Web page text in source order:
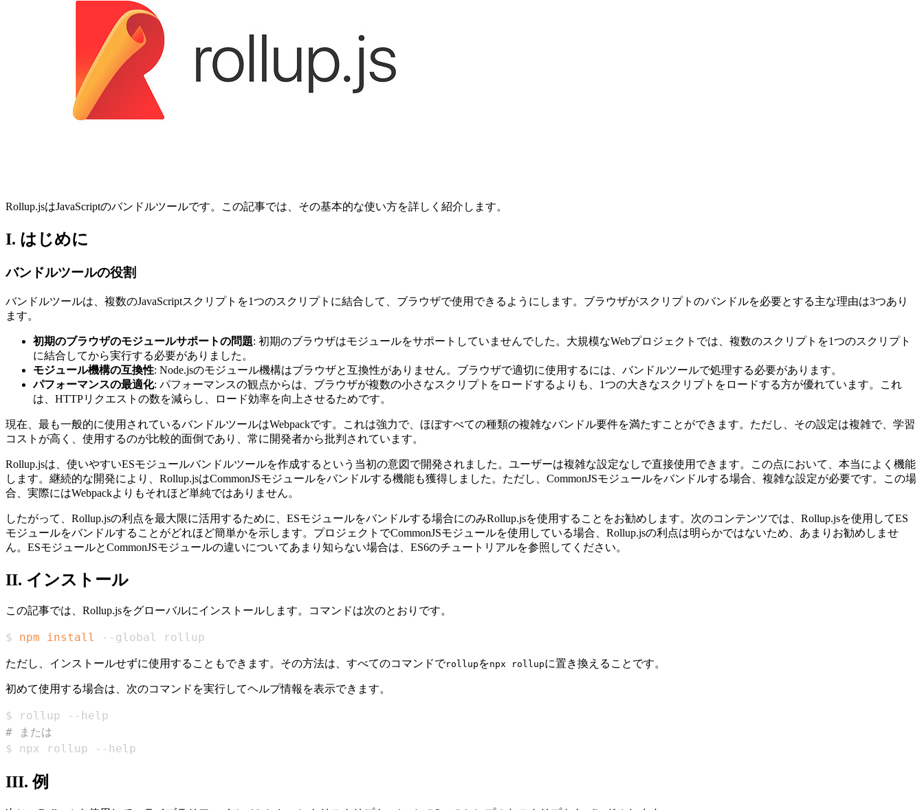
Rollup.jsはJavaScriptのバンドルツールです。この記事では、その基本的な使い方を詳しく紹介します。
I. はじめに
バンドルツールの役割
バンドルツールは、複数のJavaScriptスクリプトを1つのスクリプトに結合して、ブラウザで使用できるようにします。ブラウザがスクリプトのバンドルを必要とする主な理由は3つあり
ます。
初期のブラウザのモジュールサポートの問題: 初期のブラウザはモジュールをサポートしていませんでした。大規模なWebプロジェクトでは、複数のスクリプトを1つのスクリプト
に結合してから実行する必要がありました。
モジュール機構の互換性: Node.jsのモジュール機構はブラウザと互換性がありません。ブラウザで適切に使用するには、バンドルツールで処理する必要があります。
パフォーマンスの最適化: パフォーマンスの観点からは、ブラウザが複数の小さなスクリプトをロードするよりも、1つの大きなスクリプトをロードする方が優れています。これ
は、HTTPリクエストの数を減らし、ロード効率を向上させるためです。
現在、最も一般的に使用されているバンドルツールはWebpackです。これは強力で、ほぼすべての種類の複雑なバンドル要件を満たすことができます。ただし、その設定は複雑で、学習
コストが高く、使用するのが比較的面倒であり、常に開発者から批判されています。
Rollup.jsは、使いやすいESモジュールバンドルツールを作成するという当初の意図で開発されました。ユーザーは複雑な設定なしで直接使用できます。この点において、本当によく機能
します。継続的な開発により、Rollup.jsはCommonJSモジュールをバンドルする機能も獲得しました。ただし、CommonJSモジュールをバンドルする場合、複雑な設定が必要です。この場
合、実際にはWebpackよりもそれほど単純ではありません。
したがって、Rollup.jsの利点を最大限に活用するために、ESモジュールをバンドルする場合にのみRollup.jsを使用することをお勧めします。次のコンテンツでは、Rollup.jsを使用してES
モジュールをバンドルすることがどれほど簡単かを示します。プロジェクトでCommonJSモジュールを使用している場合、Rollup.jsの利点は明らかではないため、あまりお勧めしませ
ん。ESモジュールとCommonJSモジュールの違いについてあまり知らない場合は、ES6のチュートリアルを参照してください。
II. インストール
この記事では、Rollup.jsをグローバルにインストールします。コマンドは次のとおりです。
$ npm install --global rollup
ただし、インストールせずに使用することもできます。その方法は、すべてのコマンドでrollup をnpx rollupに置き換えることです。
初めて使用する場合は、次のコマンドを実行してヘルプ情報を表示できます。
# または
$ npx rollup --help
III. 例